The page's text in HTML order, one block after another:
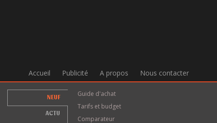
Accueil Publicité A propos Nous contacter
NEUF
ACTU
Guide d'achat
Tarifs et budget
Comparateur